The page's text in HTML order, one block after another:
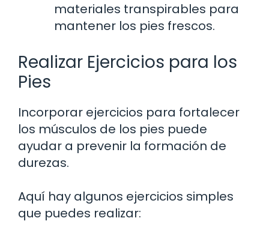
materiales transpirables para
mantener los pies frescos.
Realizar Ejercicios para los
Pies
Incorporar ejercicios para fortalecer
los músculos de los pies puede
ayudar a prevenir la formación de
durezas.
Aquí hay algunos ejercicios simples
que puedes realizar: